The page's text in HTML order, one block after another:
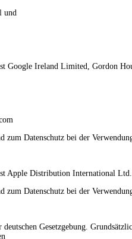
und
Google Ireland Limited, Gordon
zum Datenschutz bei der
Apple Distribution International
zum Datenschutz bei der
Gesetzgebung.